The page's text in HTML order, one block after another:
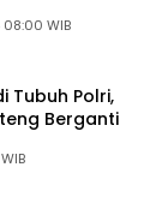
WIB
Tubuh Polri,
Berganti